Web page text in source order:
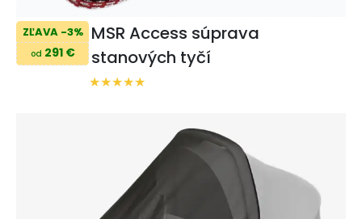
ZĽAVA -3%
od 291 €
MSR Access súprava
stanových tyčí